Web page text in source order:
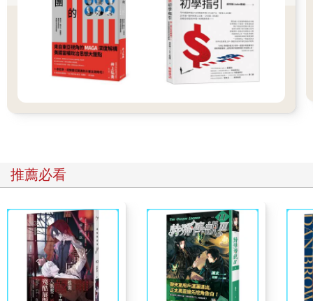
巴恩斯幾乎是憑靠念力就讓大發明家愛迪生同意和他合夥！憑靠
念力就讓自己坐擁金銀財寶。一開始時，他幾乎一貧如洗，唯獨
清楚自己追求什麼目標，並立定決心堅守這份渴望，直到實現目
動、信念堅定，而且志在必得。這幾股無形的力量幫他坐上史上
所謂化渴望為財富的做法涵蓋六個明確切實的步驟：
【步驟1】心裡要明確定下一個數字。光靠耍嘴皮子說「我要賺很
多錢」根本就不夠。請定下一個具體數字。（要求明確有其心理
根據，我們將在下一章討論。)
【步驟2】為了達到自己企求的目標，請確實指定你願意付出的代
價。天底下沒有「不勞而獲」這等好事。
推薦必看